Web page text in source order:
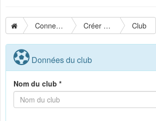
Connexion Créer un compte Club
Données du club
Nom du club *